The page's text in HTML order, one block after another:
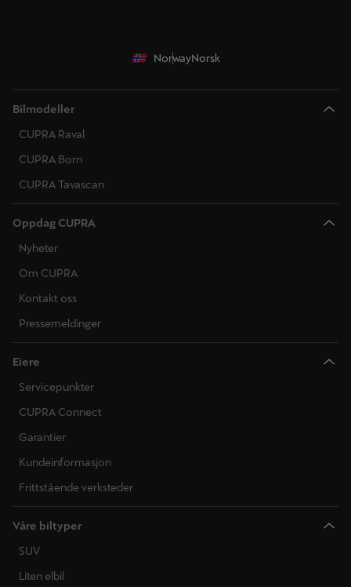
NorwayNorsk
Bilmodeller
CUPRA Raval
CUPRA Born
CUPRA Tavascan
Oppdag CUPRA
Nyheter
Om CUPRA
Kontakt oss
Pressemeldinger
Eiere
Servicepunkter
CUPRA Connect
Garantier
Kundeinformasjon
Frittstående verksteder
Våre biltyper
SUV
Liten elbil